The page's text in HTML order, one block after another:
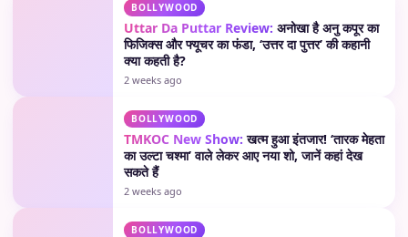
BOLLYWOOD
Uttar Da Puttar Review: अनोखा है अनु कपूर का
फिजिक्स और फ्यूचर का फंडा, ‘उत्तर दा पुत्तर’ की कहानी
क्या कहती है?
2 weeks ago
BOLLYWOOD
TMKOC New Show: खत्म हुआ इंतजार! ‘तारक मेहता
का उल्टा चश्मा’ वाले लेकर आए नया शो, जानें कहां देख
सकते हैं
2 weeks ago
BOLLYWOOD